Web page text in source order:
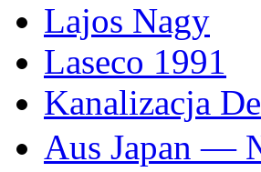
Lajos Nagy
Laseco 1991
Kanalizacja
Aus Japan